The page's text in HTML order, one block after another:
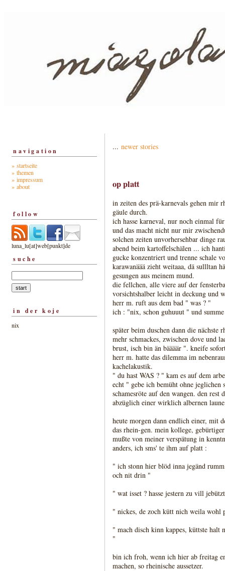
navigation
» startseite
» themen
» impressum
» about
follow
luna_lu[at]web[punkt]de
suche
in der koje
nix
... newer stories
op platt
in zeiten des prä-karnevals gehen mir
gäule durch.
ich hasse karneval, nur noch einmal
und das macht nicht nur mir
solchen zeiten unvorhersehbar dinge
abend beim kartoffelschälen ... ich
gucke konzentriert und trenne schale
karawanäää zieht weitaaa, dä sullltan
gesungen aus meinem mund.
die fellchen, alle viere auf der
vorsichtshalber leicht in deckung und
herr m. ruft aus dem bad " was ? "
ich : "nix, schon guhuuut " und
später beim duschen dann die nächste
mehr schmackes, zwischen dove und
brust, isch bin än bäääär ". kneife
herr m. hatte das dilemma im
kachelakustik.
" du hast WAS ? " kam es auf dem
echt " gebe ich bemüht ohne
schamesröte auf den wangen. den rest
abzüglich einer wirklich albernen
heute morgen dann endlich einer, mit
das rhein-gen. mein kollege,
mußte von meiner verspätung in
anders, ich sms' te ihm auf platt :
" ich stonn hier blöd inna jegänd
och nit drin "
" wat isset ? hasse jestern zu vill
" nickes, de zoch kütt nich weila
" mach disch kinn kappes, küttste halt
"
bin ich froh, wenn ich hier ab freitag
machen, so rheinische aussetzer.